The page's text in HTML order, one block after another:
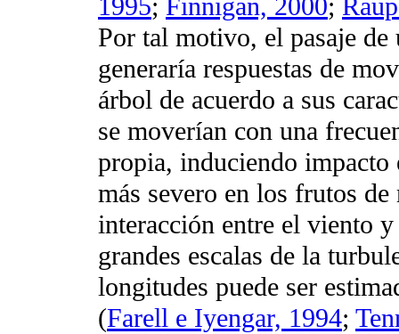
Por tal motivo, el pasaje
generaría respuestas de
árbol de acuerdo a sus
se moverían con una
propia, induciendo
más severo en los frutos
interacción entre el viento
grandes escalas de la
longitudes puede ser
(Farell e Iyengar, 1994;